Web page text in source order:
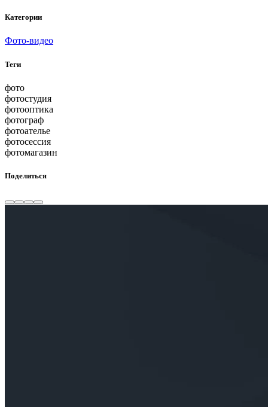
Категории
Фото-видео
Теги
фото
фотостудия
фотооптика
фотограф
фотоателье
фотосессия
фотомагазин
Поделиться